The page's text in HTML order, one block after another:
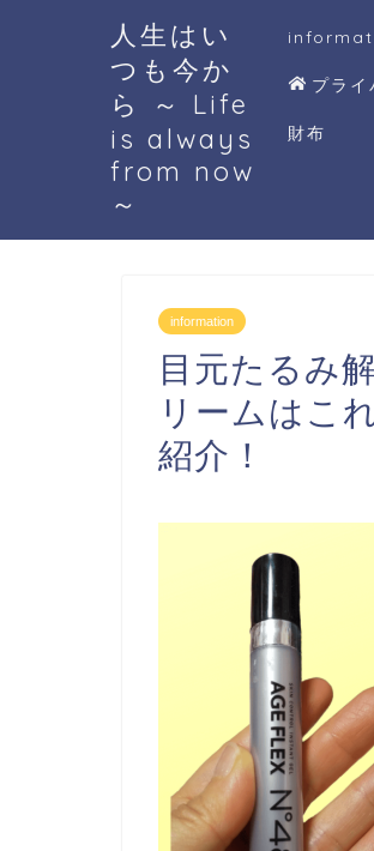
人生はい
つも今か
ら ～ Life
is always
from now
～
プライ
財布
information
目元たるみ
リームはこ
紹介！